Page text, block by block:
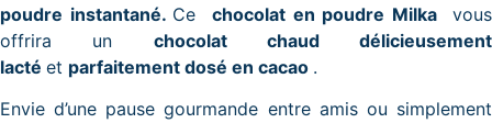
poudre instantané. Cechocolat en poudre Milka
vous
offrira un chocolat chaud délicieusement
lacté et parfaitement dosé en cacao .
Envie d’une pause gourmande entre amis ou simplement